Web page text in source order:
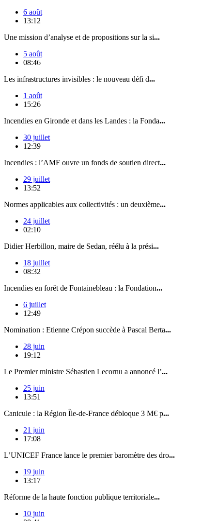
6 août
13:12
Une mission d’analyse et de propositions sur la si...
5 août
08:46
Les infrastructures invisibles : le nouveau défi d...
1 août
15:26
Incendies en Gironde et dans les Landes : la Fonda...
30 juillet
12:39
Incendies : l’AMF ouvre un fonds de soutien direct...
29 juillet
13:52
Normes applicables aux collectivités : un deuxième...
24 juillet
02:10
Didier Herbillon, maire de Sedan, réélu à la prési...
18 juillet
08:32
Incendies en forêt de Fontainebleau : la Fondation...
6 juillet
12:49
Nomination : Etienne Crépon succède à Pascal Berta...
28 juin
19:12
Le Premier ministre Sébastien Lecornu a annoncé l’...
25 juin
13:51
Canicule : la Région Île-de-France débloque 3 M€ p...
21 juin
17:08
L’UNICEF France lance le premier baromètre des dro...
19 juin
13:17
Réforme de la haute fonction publique territoriale...
10 juin